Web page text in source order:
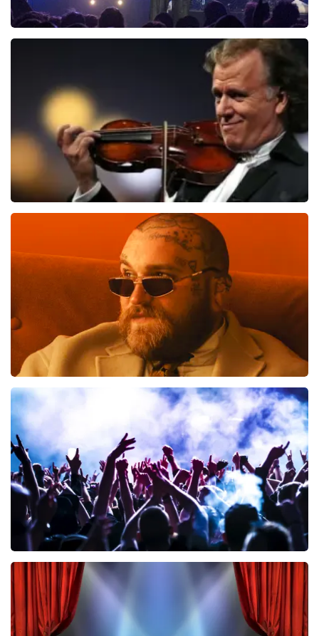
BESTEL NU
laatste 30 minuten
BESTEL NU
Teddy Swims
BESTEL NU
Megadeth
443 laatste 30 minuten
BESTEL NU